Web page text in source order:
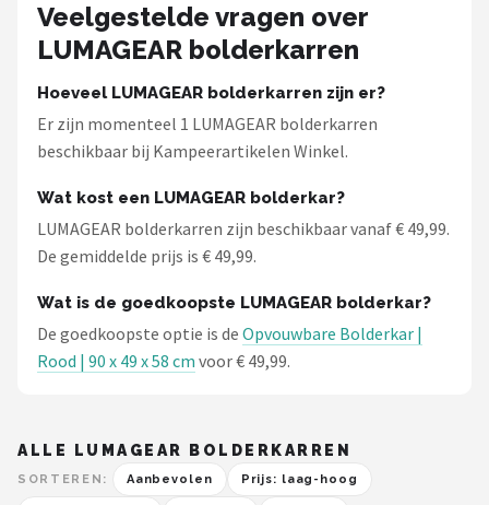
NOMAD
Gimeg
Campingaz
Quechua
Alle merken →
Veelgestelde vragen over
LUMAGEAR bolderkarren
Hoeveel LUMAGEAR bolderkarren zijn er?
Er zijn momenteel 1 LUMAGEAR bolderkarren
beschikbaar bij Kampeerartikelen Winkel.
Wat kost een LUMAGEAR bolderkar?
LUMAGEAR bolderkarren zijn beschikbaar vanaf € 49,99.
De gemiddelde prijs is € 49,99.
Wat is de goedkoopste LUMAGEAR bolderkar?
De goedkoopste optie is de Opvouwbare Bolderkar |
Rood | 90 x 49 x 58 cm voor € 49,99.
ALLE LUMAGEAR BOLDERKARREN
SORTEREN: Aanbevolen Prijs: laag-hoog